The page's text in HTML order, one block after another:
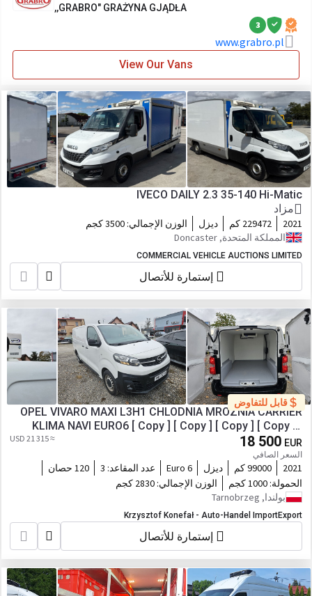
,,GRABRO" GRAŻYNA GJĄDŁA
3
www.grabro.pl
View Our Vans
IVECO DAILY 2.3 35-140 Hi-Matic
مزاد
2021 229472 كم ديزل الوزن الإجمالي: 3500 كجم
المملكة المتحدة, Doncaster
COMMERCIAL VEHICLE AUCTIONS LIMITED
إستمارة للأتصال
قابل للتفاوض
OPEL VIVARO MAXI L3H1 CHLODNIA MROZNIA CARRIER
KLIMA NAVI EURO6 [ Copy ] [ Copy ] [ Copy ] [ Copy ] [
Copy ]
18 500 EUR
السعر الصافي
≈ 21 315 USD
2021 99000 كم ديزل Euro 6 عدد المقاعد: 3
120 حصان
الحمولة: 1000 كجم الوزن الإجمالي: 2830 كجم
بولندا, Tarnobrzeg
Krzysztof Konefał - Auto-Handel ImportExport
إستمارة للأتصال